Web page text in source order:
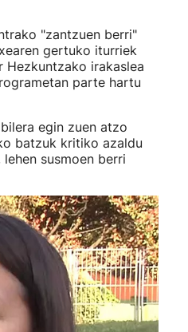
"zantzuen berri"
gertuko iturriek
Hezkuntzako irakaslea
parte hartu
egin zuen atzo
batzuk kritiko azaldu
susmoen berri